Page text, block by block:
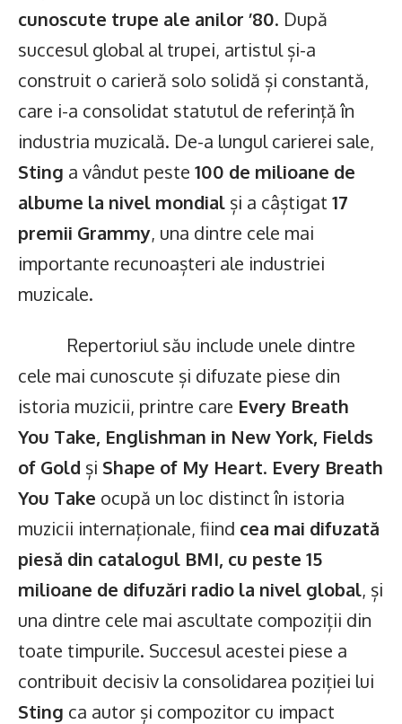
cunoscute trupe ale anilor ’80. După
succesul global al trupei, artistul și-a
construit o carieră solo solidă și constantă,
care i-a consolidat statutul de referință în
industria muzicală. De-a lungul carierei sale,
Sting a vândut peste 100 de milioane de
albume la nivel mondial și a câștigat 17
premii Grammy, una dintre cele mai
importante recunoașteri ale industriei
muzicale.
Repertoriul său include unele dintre
cele mai cunoscute și difuzate piese din
istoria muzicii, printre care Every Breath
You Take, Englishman in New York, Fields
of Gold și Shape of My Heart. Every Breath
You Take ocupă un loc distinct în istoria
muzicii internaționale, fiind cea mai difuzată
piesă din catalogul BMI, cu peste 15
milioane de difuzări radio la nivel global, și
una dintre cele mai ascultate compoziții din
toate timpurile. Succesul acestei piese a
contribuit decisiv la consolidarea poziției lui
Sting ca autor și compozitor cu impact